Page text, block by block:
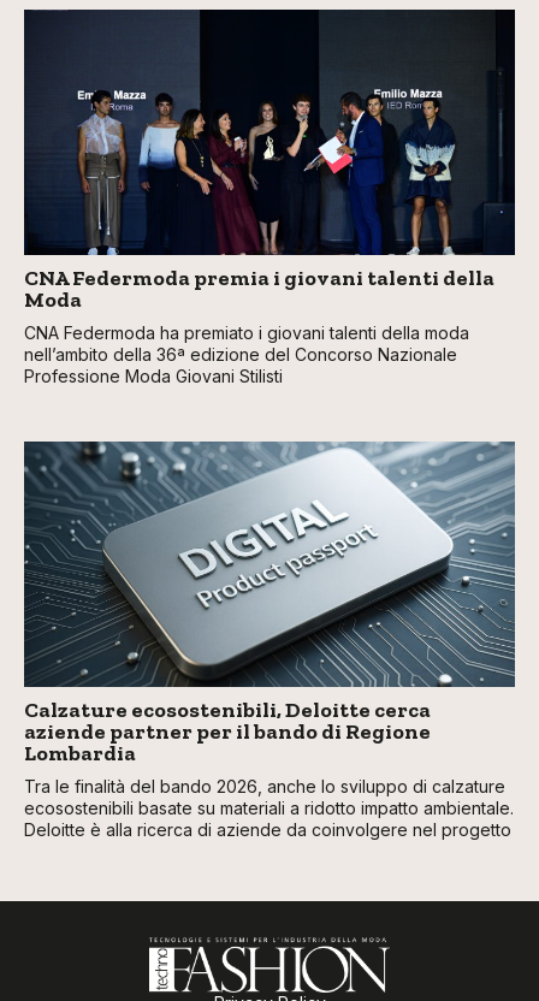
CNA Federmoda premia i giovani talenti della
Moda
CNA Federmoda ha premiato i giovani talenti della moda
nell’ambito della 36ª edizione del Concorso Nazionale
Professione Moda Giovani Stilisti
Calzature ecosostenibili, Deloitte cerca
aziende partner per il bando di Regione
Lombardia
Tra le finalità del bando 2026, anche lo sviluppo di calzature
ecosostenibili basate su materiali a ridotto impatto ambientale.
Deloitte è alla ricerca di aziende da coinvolgere nel progetto